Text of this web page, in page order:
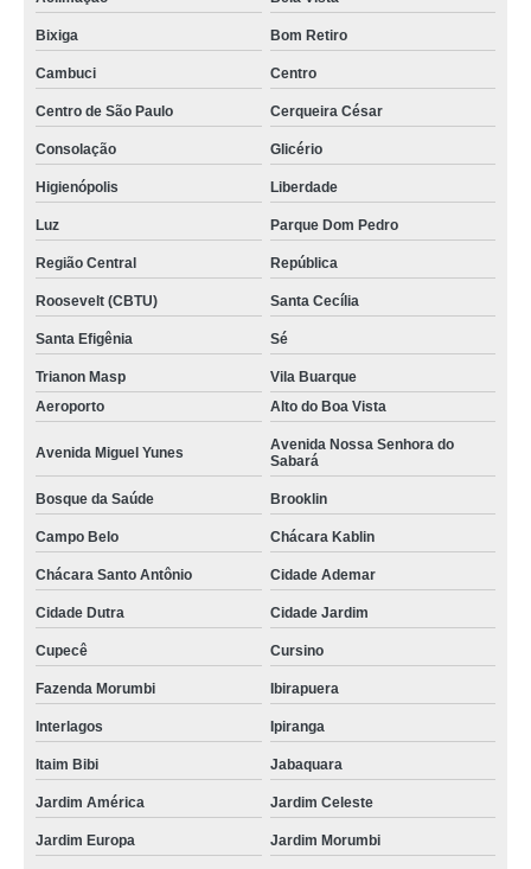
Bixiga Bom Retiro
Cambuci Centro
Centro de São Paulo Cerqueira César
Consolação Glicério
Higienópolis Liberdade
Luz Parque Dom Pedro
Região Central República
Roosevelt (CBTU) Santa Cecília
Santa Efigênia Sé
Trianon Masp
Vila Buarque
Aeroporto
Alto do Boa Vista
Avenida Miguel Yunes
Avenida Nossa Senhora do
Sabará
Bosque da Saúde Brooklin
Campo Belo Chácara Kablin
Chácara Santo Antônio Cidade Ademar
Cidade Dutra Cidade Jardim
Cupecê Cursino
Fazenda Morumbi Ibirapuera
Interlagos Ipiranga
Itaim Bibi Jabaquara
Jardim América Jardim Celeste
Jardim Europa Jardim Morumbi